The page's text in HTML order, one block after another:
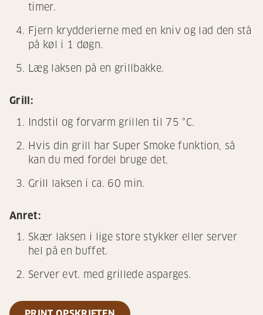
timer.
Fjern krydderierne med en kniv og lad den stå
på køl i 1 døgn.
Læg laksen på en grillbakke.
Grill:
Indstil og forvarm grillen til 75 °C.
Hvis din grill har Super Smoke funktion, så
kan du med fordel bruge det.
Grill laksen i ca. 60 min.
Anret:
Skær laksen i lige store stykker eller server
hel på en buffet.
Server evt. med grillede asparges.